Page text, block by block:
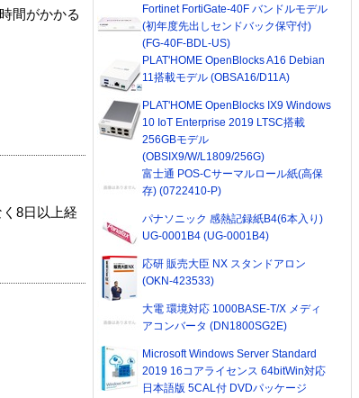
間がかかる
8日以上経
Fortinet FortiGate-40F バンドルモデル
(初年度先出しセンドバック保守付)
(FG-40F-BDL-US)
PLAT'HOME OpenBlocks A16 Debian
11搭載モデル (OBSA16/D11A)
PLAT'HOME OpenBlocks IX9 Windows
10 IoT Enterprise 2019 LTSC搭載
256GBモデル
(OBSIX9/W/L1809/256G)
富士通 POS-Cサーマルロール紙(高保
存) (0722410-P)
パナソニック 感熱記録紙B4(6本入り)
UG-0001B4 (UG-0001B4)
応研 販売大臣 NX スタンドアロン
(OKN-423533)
大電 環境対応 1000BASE-T/X メディ
アコンバータ (DN1800SG2E)
Microsoft Windows Server Standard
2019 16コアライセンス 64bitWin対応
日本語版 5CAL付 DVDパッケージ